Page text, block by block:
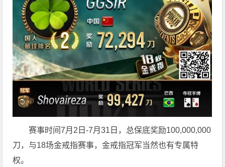
赛事时间7月2日-7月31日，总保底奖励100,000,000
刀，与18场金戒指赛事，金戒指冠军当然也有专属特
权。